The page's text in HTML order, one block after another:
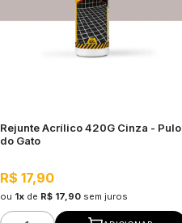
Rejunte Acrílico 420G Cinza - Pulo
do Gato
R$ 17,90
ou 1xde R$ 17,90 sem juros